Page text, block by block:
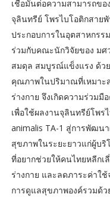
เชื่อมั่นต่อความสามารถข
จุลินทรีย์ โพรไบโอติกสาย
ประกอบการในอุตสาหกร
ร่วมกับคณะนักวิจัยของ มศ
สมดุล สมบูรณ์แข็งแรง ด้ว
คุณภาพในปริมาณที่เหมาะ
ร่างกาย จึงเกิดความร่วมมื
เพื่อใช้ผลงานจุลินทรีย์โพร
animalis TA-1 สู่การพัฒ
สุขภาพในระยะยาวแก่ผู้บ
ที่อยากช่วยให้คนไทยหลีกเ
ร่างกาย และลดภาระค่าใ
การดูแลสุขภาพองค์รวมด้